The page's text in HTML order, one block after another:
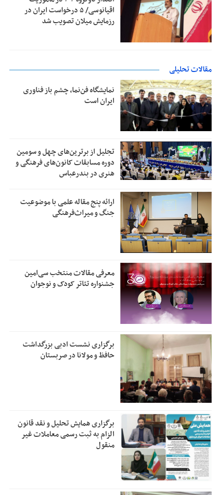
اقیانوسی/ ۵ درخواست ایران در
رزمایش میلان تصویب شد
مقالات تحلیلی
نمایشگاه فن‌نما، چشم باز فناوری
ایران است
تجلیل از بر‌ترین‌های چهل و سومین
دوره مسابقات کانون‌های فرهنگی و
هنری در بندرعباس
ارائه پنج مقاله علمی با موضوعیت
جنگ و میراث‌فرهنگی
معرفی مقالات منتخب سی‌امین
جشنواره تئاتر کودک و نوجوان
برگزاری نشست ادبی بزرگداشت
حافظ و مولانا در صربستان
برگزاری همایش تحلیل و نقد قانون
الزام به ثبت رسمی معاملات غیر
منقول